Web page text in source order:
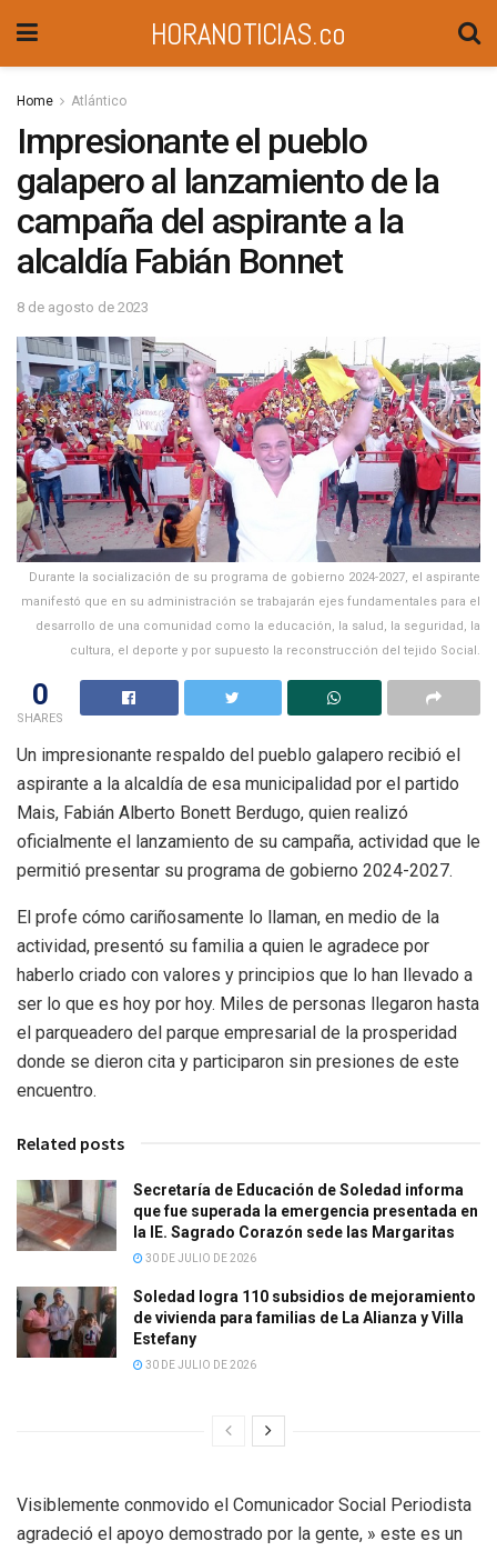
HORANOTICIAS.co
Home Atlántico
Impresionante el pueblo
galapero al lanzamiento de la
campaña del aspirante a la
alcaldía Fabián Bonnet
8 de agosto de 2023
Durante la socialización de su programa de gobierno 2024-2027, el aspirante
manifestó que en su administración se trabajarán ejes fundamentales para el
desarrollo de una comunidad como la educación, la salud, la seguridad, la
cultura, el deporte y por supuesto la reconstrucción del tejido Social.
0
SHARES
Un impresionante respaldo del pueblo galapero recibió el
aspirante a la alcaldía de esa municipalidad por el partido
Mais, Fabián Alberto Bonett Berdugo, quien realizó
oficialmente el lanzamiento de su campaña, actividad que le
permitió presentar su programa de gobierno 2024-2027.
El profe cómo cariñosamente lo llaman, en medio de la
actividad, presentó su familia a quien le agradece por
haberlo criado con valores y principios que lo han llevado a
ser lo que es hoy por hoy. Miles de personas llegaron hasta
el parqueadero del parque empresarial de la prosperidad
donde se dieron cita y participaron sin presiones de este
encuentro.
Related posts
Secretaría de Educación de Soledad informa
que fue superada la emergencia presentada en
la IE. Sagrado Corazón sede las Margaritas
30 DE JULIO DE 2026
Soledad logra 110 subsidios de mejoramiento
de vivienda para familias de La Alianza y Villa
Estefany
30 DE JULIO DE 2026
Visiblemente conmovido el Comunicador Social Periodista
agradeció el apoyo demostrado por la gente, » este es un